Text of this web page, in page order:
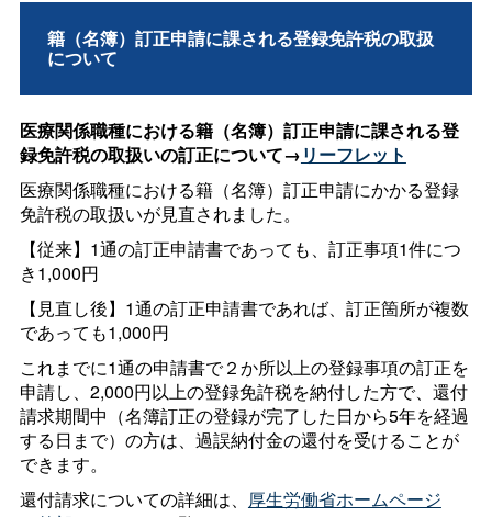
籍（名簿）訂正申請に課される登録免許税の取扱
について
医療関係職種における籍（名簿）訂正申請に課される登
録免許税の取扱いの訂正について→リーフレット
医療関係職種における籍（名簿）訂正申請にかかる登録
免許税の取扱いが見直されました。
【従来】1通の訂正申請書であっても、訂正事項1件につ
き1,000円
【見直し後】1通の訂正申請書であれば、訂正箇所が複数
であっても1,000円
これまでに1通の申請書で２か所以上の登録事項の訂正を
申請し、2,000円以上の登録免許税を納付した方で、還付
請求期間中（名簿訂正の登録が完了した日から5年を経過
する日まで）の方は、過誤納付金の還付を受けることが
できます。
還付請求についての詳細は、 厚生労働省ホームページ